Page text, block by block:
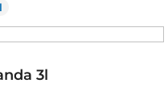
3l